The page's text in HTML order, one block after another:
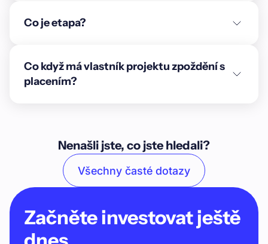
Co je etapa?
Co když má vlastník projektu zpoždění s
placením?
Nenašli jste, co jste hledali?
Všechny časté dotazy
Začněte investovat ještě